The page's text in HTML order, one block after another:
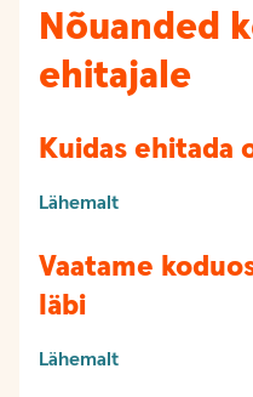
Nõuanded
ehitajale
Kuidas ehitada
Lähemalt
Vaatame
läbi
Lähemalt